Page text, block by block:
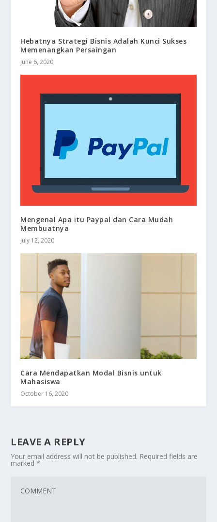
Hebatnya Strategi Bisnis Adalah Kunci Sukses
Memenangkan Persaingan
June 6, 2020
Mengenal Apa itu Paypal dan Cara Mudah
Membuatnya
July 12, 2020
Cara Mendapatkan Modal Bisnis untuk
Mahasiswa
October 16, 2020
LEAVE A REPLY
Your email address will not be published. Required fields are
marked*